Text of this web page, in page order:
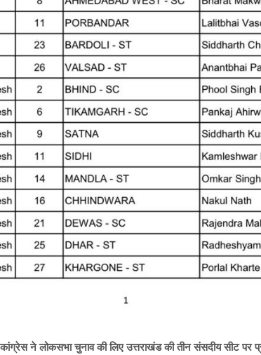
ने लोकसभा चुनाव की लिए उत्तराखंड की तीन संसदीय सीट पर